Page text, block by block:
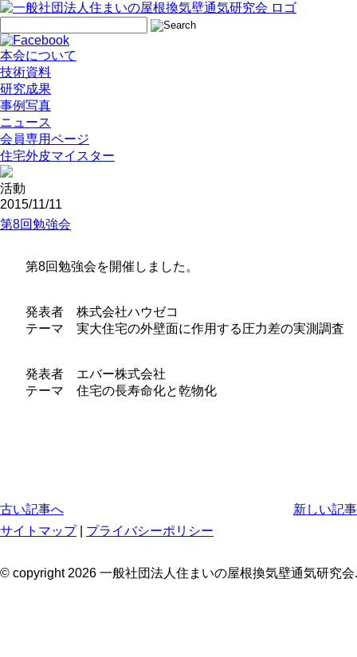
本会について
技術資料
研究成果
事例写真
ニュース
会員専用ページ
住宅外皮マイスター
活動
2015/11/11
第8回勉強会
第8回勉強会を開催しました。
発表者 株式会社ハウゼコ
テーマ 実大住宅の外壁面に作用する圧力差の実測調査
発表者 エバー株式会社
テーマ 住宅の長寿命化と乾物化
古い記事へ
新しい記
サイトマップ| プライバシーポリシー
© copyright 2026 一般社団法人住まいの屋根換気壁通気研究